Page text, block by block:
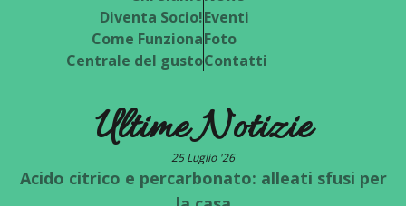
Diventa Socio!
Come Funziona
Centrale del gusto
Eventi
Foto
Contatti
Ultime Notizie
25 Luglio '26
Acido citrico e percarbonato: alleati sfusi per